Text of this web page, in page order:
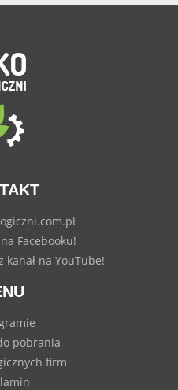
Facebooku!
kanał na YouTube!
pobrania
firm